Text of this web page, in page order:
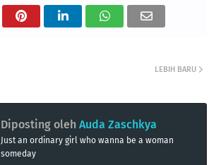
LEBIH BARU
Diposting oleh Auda Zaschkya
Just an ordinary girl who wanna be a woman
someday